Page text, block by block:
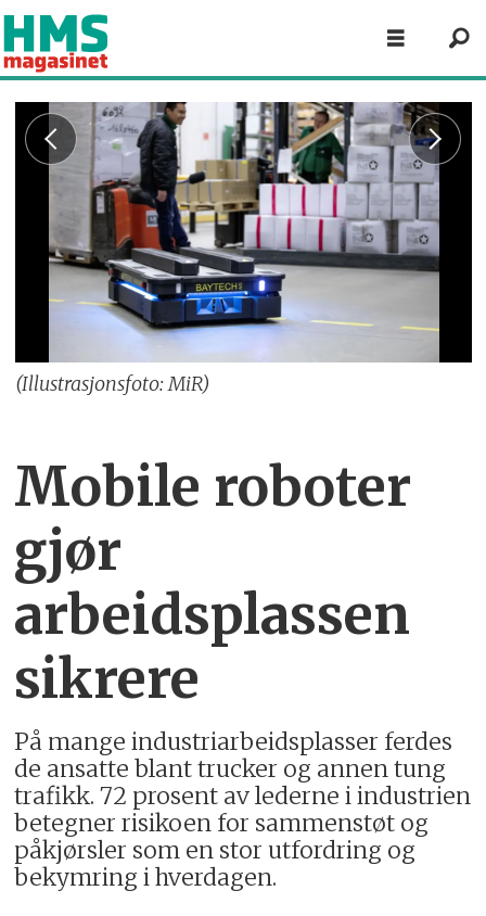
(Illustrasjonsfoto: MiR)
Mobile roboter
gjør
arbeidsplassen
sikrere
På mange industriarbeidsplasser ferdes
de ansatte blant trucker og annen tung
trafikk. 72 prosent av lederne i industrien
betegner risikoen for sammenstøt og
påkjørsler som en stor utfordring og
bekymring i hverdagen.